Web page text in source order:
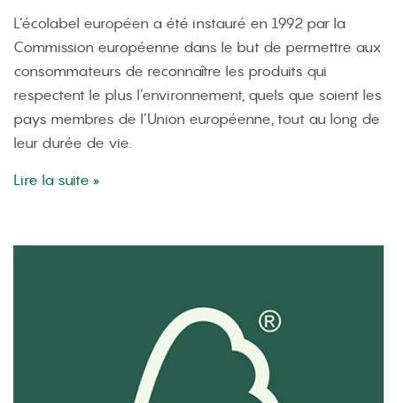
L’écolabel européen a été instauré en 1992 par la
Commission européenne dans le but de permettre aux
consommateurs de reconnaître les produits qui
respectent le plus l’environnement, quels que soient les
pays membres de l’Union européenne, tout au long de
leur durée de vie.
Lire la suite »